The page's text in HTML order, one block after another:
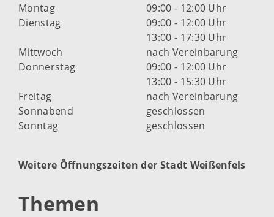
Montag
09:00 - 12:00 Uhr
Dienstag
09:00 - 12:00 Uhr
13:00 - 17:30 Uhr
Mittwoch
nach Vereinbarung
Donnerstag
09:00 - 12:00 Uhr
13:00 - 15:30 Uhr
Freitag
nach Vereinbarung
Sonnabend
geschlossen
Sonntag
geschlossen
Weitere Öffnungszeiten der Stadt Weißenfels
Themen